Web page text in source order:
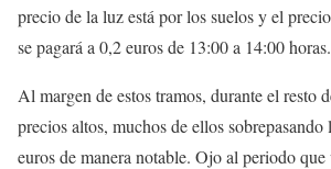
precio de la luz está por los suelos y el
se pagará a 0,2 euros de 13:00 a 14:00 horas.
Al margen de estos tramos, durante el resto
precios altos, muchos de ellos
euros de manera notable. Ojo al periodo que